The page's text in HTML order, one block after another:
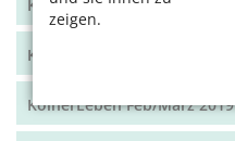
zeigen.
KölnerLeben Juni/Juli 2019
KölnerLeben April/Mai 2019
KölnerLeben Feb/März 2019